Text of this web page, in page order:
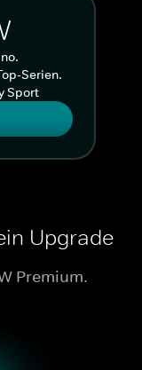
Serien.
Sport
Upgrade
Premium.